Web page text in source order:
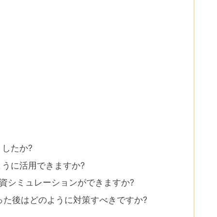
たか?
に活用できますか?
シミュレーションができますか?
後はどのように対策すべきですか?